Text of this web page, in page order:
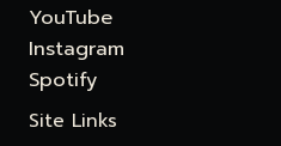
YouTube
Instagram
Spotify
Site Links